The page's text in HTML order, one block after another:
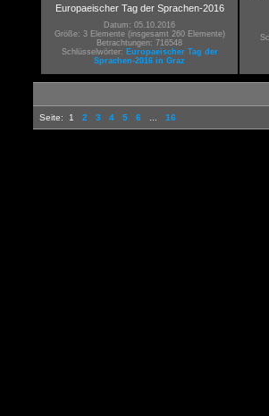
Europaeischer Tag der Sprachen-2016
Datum: 05.10.2016
Größe: 3 Elemente (insgesamt 260 Elemente)
Betrachtungen: 716548
Schlüsselwörter: Europaeischer Tag der
Sprachen-2016 in Graz
Seite: 1 2 3 4 5 6 16